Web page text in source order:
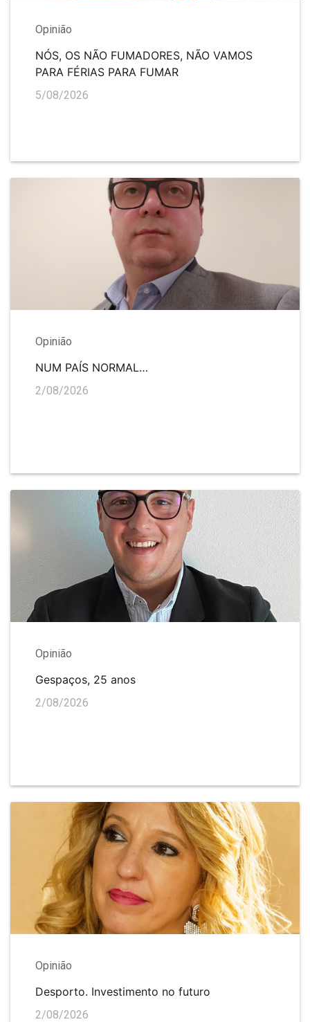
Opinião
NÓS, OS NÃO FUMADORES, NÃO VAMOS
PARA FÉRIAS PARA FUMAR
5/08/2026
Opinião
NUM PAÍS NORMAL…
2/08/2026
Opinião
Gespaços, 25 anos
2/08/2026
Opinião
Desporto. Investimento no futuro
2/08/2026